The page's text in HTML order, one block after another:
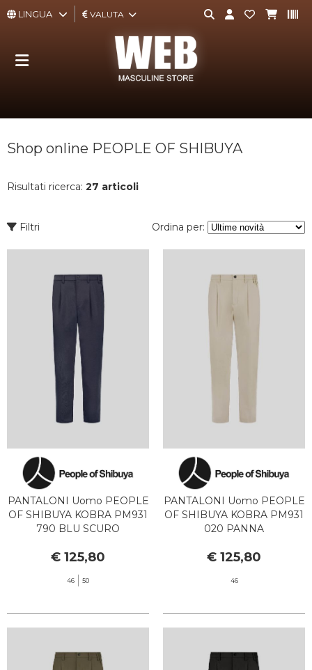
BORSE,
PORTAFOGLI
LINGUA VALUTA
Shop online PEOPLE OF SHIBUYA
Risultati ricerca: 27 articoli
Filtri Ordina per:
PANTALONI Uomo PEOPLE
OF SHIBUYA KOBRA PM931
790 BLU SCURO
€ 125,80
46 50
PANTALONI Uomo PEOPLE
OF SHIBUYA KOBRA PM931
020 PANNA
€ 125,80
46